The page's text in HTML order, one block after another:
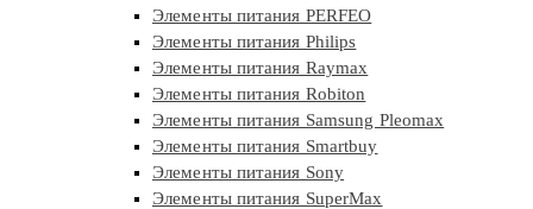
Элементы питания PERFEO
Элементы питания Philips
Элементы питания Raymax
Элементы питания Robiton
Элементы питания Samsung Pleomax
Элементы питания Smartbuy
Элементы питания Sony
Элементы питания SuperMax